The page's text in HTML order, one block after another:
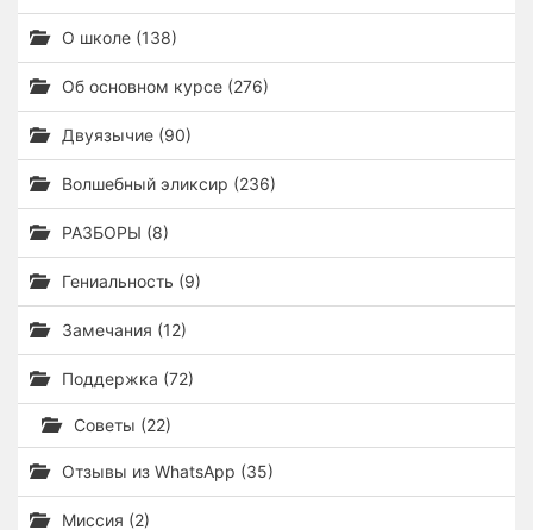
О школе (138)
Об основном курсе (276)
Двуязычие (90)
Волшебный эликсир (236)
РАЗБОРЫ (8)
Гениальность (9)
Замечания (12)
Поддержка (72)
Советы (22)
Отзывы из WhatsApp (35)
Миссия (2)